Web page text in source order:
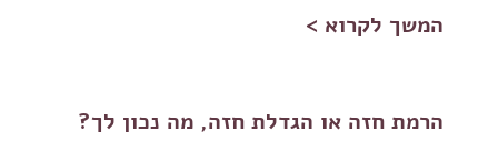
המשך לקרוא >
הרמת חזה או הגדלת חזה, מה נכון לך?